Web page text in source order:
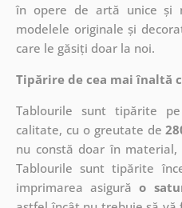
în opere de artă unice și
modelele originale și
care le găsiți doar la noi.
Tipărire de cea mai înaltă
Tablourile sunt tipărite
calitate, cu o greutate de
nu constă doar în
Tablourile sunt tipărite
imprimarea asigurăo